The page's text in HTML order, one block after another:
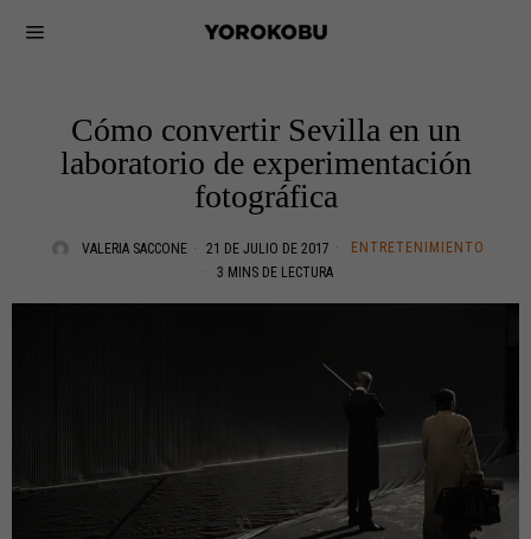
Cómo convertir Sevilla en un
laboratorio de experimentación
fotográfica
VALERIA SACCONE 21 DE JULIO DE 2017
ENTRETENIMIENTO
3 MINS DE LECTURA